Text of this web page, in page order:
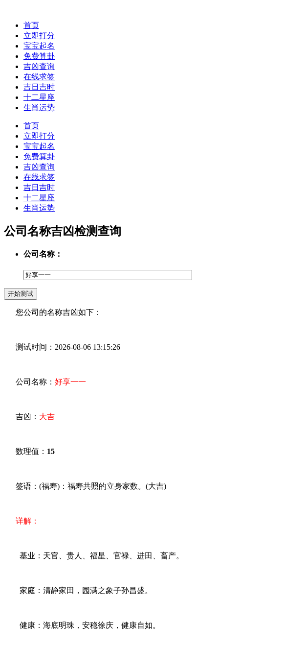
首页
立即打分
宝宝起名
免费算卦
吉凶查询
在线求签
吉日吉时
十二星座
生肖运势
首页
立即打分
宝宝起名
免费算卦
吉凶查询
在线求签
吉日吉时
十二星座
生肖运势
公司名称吉凶检测查询
公司名称：
您公司的名称吉凶如下：
测试时间：2026-08-06 13:15:26
公司名称： 好享一一
吉凶： 大吉
数理值： 15
签语：(福寿)：福寿共照的立身家数。(大吉)
详解：
基业：天官、贵人、福星、官禄、进田、畜产。
家庭：清静家田，园满之象子孙昌盛。
健康：海底明珠，安稳徐庆，健康自如。